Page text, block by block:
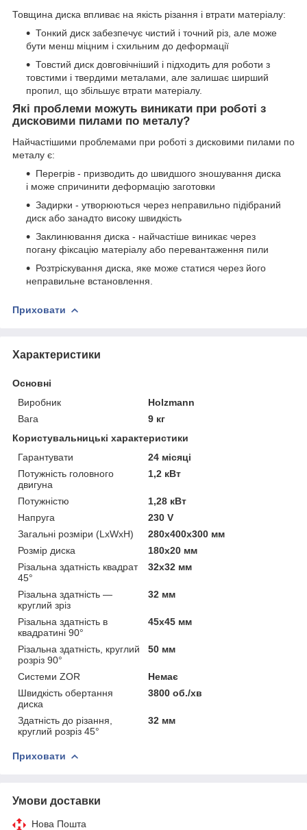
Товщина диска впливає на якість різання і втрати матеріалу:
Тонкий диск забезпечує чистий і точний різ, але може
бути менш міцним і схильним до деформації
Товстий диск довговічніший і підходить для роботи з
товстими і твердими металами, але залишає ширший
пропил, що збільшує втрати матеріалу.
Які проблеми можуть виникати при роботі з
дисковими пилами по металу?
Найчастішими проблемами при роботі з дисковими пилами по
металу є:
Перегрів - призводить до швидшого зношування диска
і може спричинити деформацію заготовки
Задирки - утворюються через неправильно підібраний
диск або занадто високу швидкість
Заклинювання диска - найчастіше виникає через
погану фіксацію матеріалу або перевантаження пили
Розтріскування диска, яке може статися через його
неправильне встановлення.
Приховати
Характеристики
Основні
Виробник
Holzmann
Вага
9 кг
Користувальницькі характеристики
Гарантувати
24 місяці
Потужність головного
двигуна
1,2 кВт
Потужністю
1,28 кВт
Напруга
230 V
Загальні розміри (LxWxH)
280x400x300 мм
Розмір диска
180x20 мм
Різальна здатність квадрат
45°
32x32 мм
Різальна здатність —
круглий зріз
32 мм
Різальна здатність в
квадратині 90°
45x45 мм
Різальна здатність, круглий
розріз 90°
50 мм
Системи ZOR
Немає
Швидкість обертання
диска
3800 об./хв
Здатність до різання,
круглий розріз 45°
32 мм
Приховати
Умови доставки
Нова Пошта